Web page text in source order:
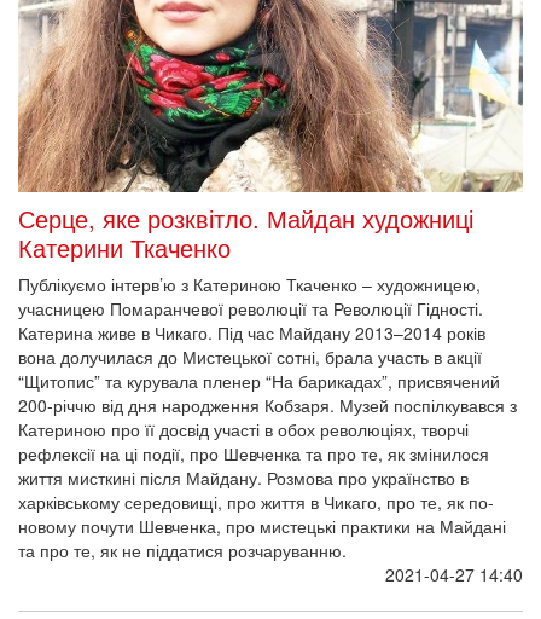
Серце, яке розквітло. Майдан художниці
Катерини Ткаченко
Публікуємо інтерв’ю з Катериною Ткаченко – художницею,
учасницею Помаранчевої революції та Революції Гідності.
Катерина живе в Чикаго. Під час Майдану 2013–2014 років
вона долучилася до Мистецької сотні, брала участь в акції
“Щитопис” та курувала пленер “На барикадах”, присвячений
200-річчю від дня народження Кобзаря. Музей поспілкувався з
Катериною про її досвід участі в обох революціях, творчі
рефлексії на ці події, про Шевченка та про те, як змінилося
життя мисткині після Майдану. Розмова про українство в
харківському середовищі, про життя в Чикаго, про те, як по-
новому почути Шевченка, про мистецькі практики на Майдані
та про те, як не піддатися розчаруванню.
2021-04-27 14:40